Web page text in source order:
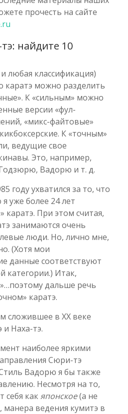
прочесть на сайте
найдите 10
любая классификация)
каратэ можно разделить
К «сильным» можно
версии «фул-
«микс-файтовые»
К «точным»
ведущие свое
Это, например,
Вадорю и т. д.
году ухватился за то, что
уже более 24 лет
каратэ. При этом считая,
занимаются очень
люди. Но, лично мне,
(Хотя мои
данные соответствуют
категории.) Итак,
дальше речь
каратэ.
сложившее в ХХ веке
Наха-тэ.
наиболее яркими
Сюри-тэ
Вадорю я бы также
Несмотря на то,
себя как японское(а не
манера ведения кумитэ в